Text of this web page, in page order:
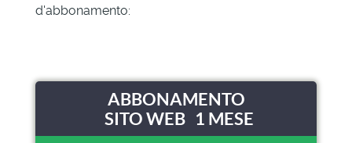
d'abbonamento:
ABBONAMENTO
SITO WEB 1 MESE